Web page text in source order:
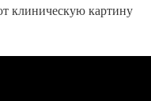
клиническую картину